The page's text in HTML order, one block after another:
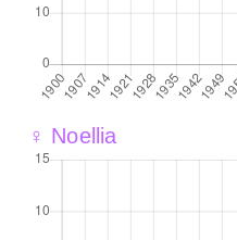
♀ Noellia